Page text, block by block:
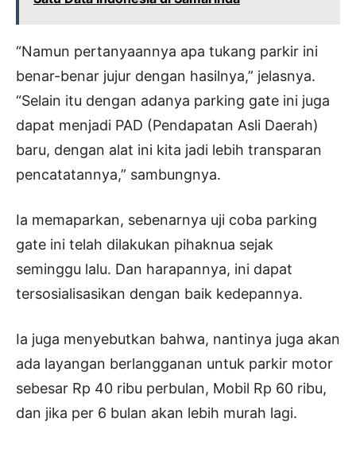
“Namun pertanyaannya apa tukang parkir ini
benar-benar jujur dengan hasilnya,” jelasnya.
“Selain itu dengan adanya parking gate ini juga
dapat menjadi PAD (Pendapatan Asli Daerah)
baru, dengan alat ini kita jadi lebih transparan
pencatatannya,” sambungnya.
Ia memaparkan, sebenarnya uji coba parking
gate ini telah dilakukan pihaknua sejak
seminggu lalu. Dan harapannya, ini dapat
tersosialisasikan dengan baik kedepannya.
Ia juga menyebutkan bahwa, nantinya juga akan
ada layangan berlangganan untuk parkir motor
sebesar Rp 40 ribu perbulan, Mobil Rp 60 ribu,
dan jika per 6 bulan akan lebih murah lagi.